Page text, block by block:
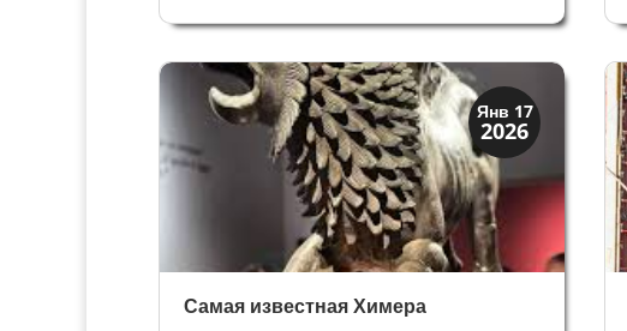
противоречивых персонажах и эпохах. Одна
чеканки была выпущена по приказу
императора...
Янв 17
2026
История
Мифы и Библия
Самая известная Химера